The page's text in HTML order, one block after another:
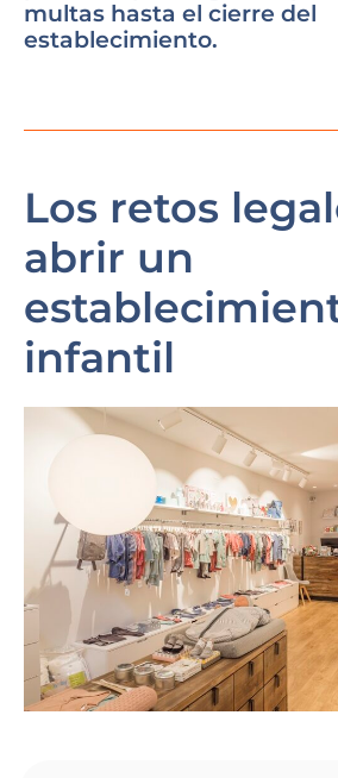
multas hasta el cierre del
establecimiento.
Los retos
abrir un
infantil